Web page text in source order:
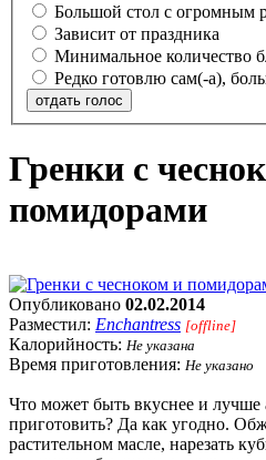
Большой стол с огромным
Зависит от праздника
Минимальное количество
Редко готовлю сам(-а),
отдать голос
Гренки с
помидорами
Опубликовано 02.02.2014
Разместил: Enchantress [offline]
Калорийность: Не указана
Время приготовления: Не указано
Что может быть вкуснее и
приготовить? Да как угодно.
растительном масле, нарезать